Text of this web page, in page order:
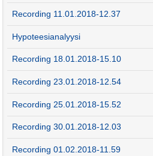
Recording 11.01.2018-12.37
Hypoteesianalyysi
Recording 18.01.2018-15.10
Recording 23.01.2018-12.54
Recording 25.01.2018-15.52
Recording 30.01.2018-12.03
Recording 01.02.2018-11.59